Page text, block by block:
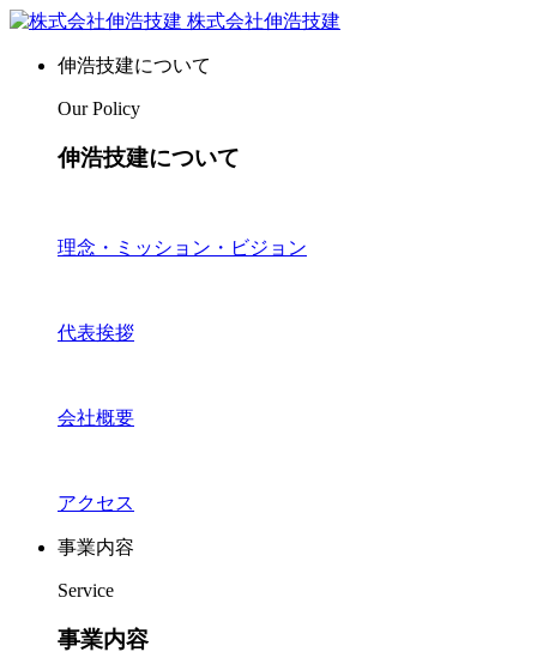
株式会社伸浩技建
伸浩技建について
Our Policy
伸浩技建について
理念・ミッション・ビジョン
代表挨拶
会社概要
アクセス
事業内容
Service
事業内容